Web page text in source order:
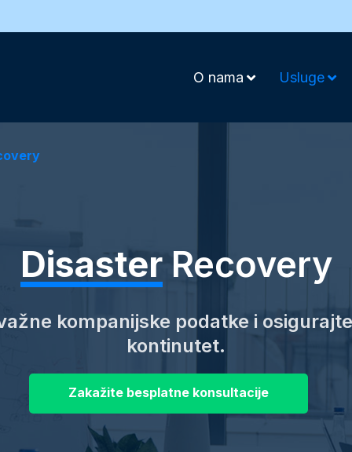
O nama Usluge
DisasterRecovery
kompanijske podatke i
kontinutet.
Zakažite besplatne konsultacije